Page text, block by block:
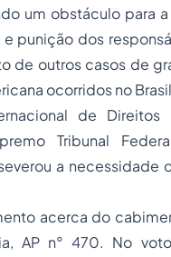
um obstáculo para
punição dos
de outros casos de
ocorridos no
de Direitos
Tribunal
a necessidade
acerca do
AP n° 470. No